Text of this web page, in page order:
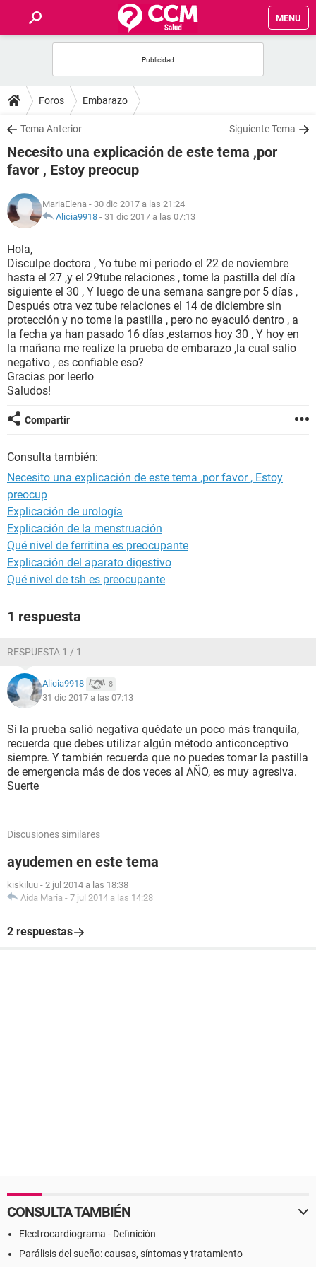
MENU
FOROS
SALUD
FAMILIA
NUTRICIÓN
SEXUALIDAD
GLOSARIO
Foros Embarazo
Tema Anterior Siguiente Tema
Necesito una explicación de este tema ,por
favor , Estoy preocup
MariaElena - 30 dic 2017 a las 21:24
Alicia9918 - 31 dic 2017 a las 07:13
Hola,
Disculpe doctora , Yo tube mi periodo el 22 de noviembre
hasta el 27 ,y el 29tube relaciones , tome la pastilla del día
siguiente el 30 , Y luego de una semana sangre por 5 días ,
Después otra vez tube relaciones el 14 de diciembre sin
protección y no tome la pastilla , pero no eyaculó dentro , a
la fecha ya han pasado 16 días ,estamos hoy 30 , Y hoy en
la mañana me realize la prueba de embarazo ,la cual salio
negativo , es confiable eso?
Gracias por leerlo
Saludos!
Compartir
Consulta también:
Necesito una explicación de este tema ,por favor , Estoy
preocup
Explicación de urología
Explicación de la menstruación
Qué nivel de ferritina es preocupante
Explicación del aparato digestivo
Qué nivel de tsh es preocupante
1 respuesta
RESPUESTA 1 / 1
Alicia9918 8
31 dic 2017 a las 07:13
Si la prueba salió negativa quédate un poco más tranquila,
recuerda que debes utilizar algún método anticonceptivo
siempre. Y también recuerda que no puedes tomar la pastilla
de emergencia más de dos veces al AÑO, es muy agresiva.
Suerte
Discusiones similares
ayudemen en este tema
kiskiluu - 2 jul 2014 a las 18:38
Aída María - 7 jul 2014 a las 14:28
2 respuestas
CONSULTA TAMBIÉN
Electrocardiograma - Definición
Parálisis del sueño: causas, síntomas y tratamiento